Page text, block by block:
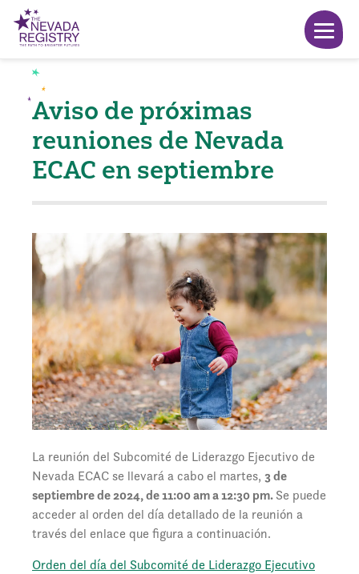
Aviso de próximas
reuniones de Nevada
ECAC en septiembre
La reunión del Subcomité de Liderazgo Ejecutivo de
Nevada ECAC se llevará a cabo el martes, 3 de
septiembre de 2024, de 11:00 am a 12:30 pm.Se puede
acceder al orden del día detallado de la reunión a
través del enlace que figura a continuación.
Orden del día del Subcomité de Liderazgo Ejecutivo